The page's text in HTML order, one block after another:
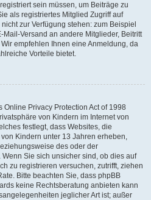
sein müssen, um Beiträge zu
als registriertes Mitglied Zugriff auf
zur Verfügung stehen: zum Beispiel
Versand an andere Mitglieder, Beitritt
empfehlen Ihnen eine Anmeldung, da
Vorteile bietet.
Online Privacy Protection Act of 1998
von Kindern im Internet von
festlegt, dass Websites, die
Kindern unter 13 Jahren erheben,
des oder der
Sie sich unsicher sind, ob dies auf
zu registrieren versuchen, zutrifft, ziehen
Bitte beachten Sie, dass phpBB
keine Rechtsberatung anbieten kann
jeglicher Art ist; außer